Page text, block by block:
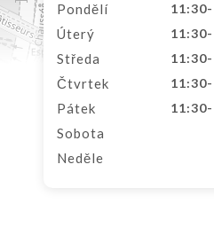
Pondělí
Úterý
Středa
Čtvrtek
Pátek
Sobota
Neděle